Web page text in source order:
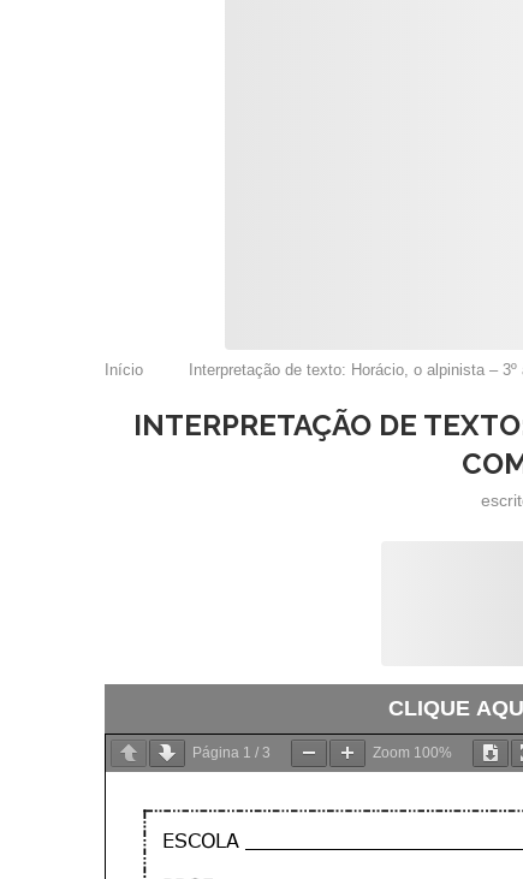
Início Interpretação de texto: Horácio, o alpinista –
INTERPRETAÇÃO DE
CLIQUE
Página 1 / 3 Zoom 100%